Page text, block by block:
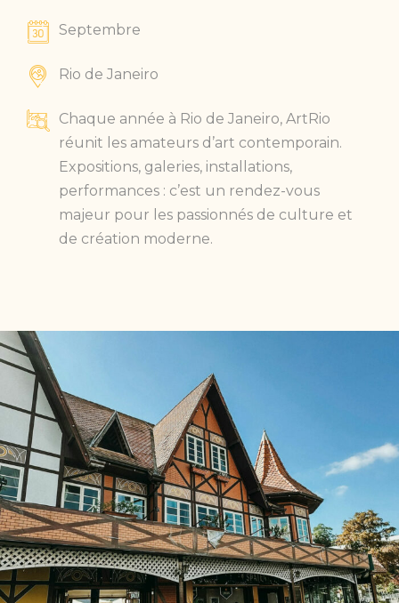
Septembre
Rio de Janeiro
Chaque année à Rio de Janeiro, ArtRio
réunit les amateurs d’art contemporain.
Expositions, galeries, installations,
performances : c’est un rendez-vous
majeur pour les passionnés de culture et
de création moderne.